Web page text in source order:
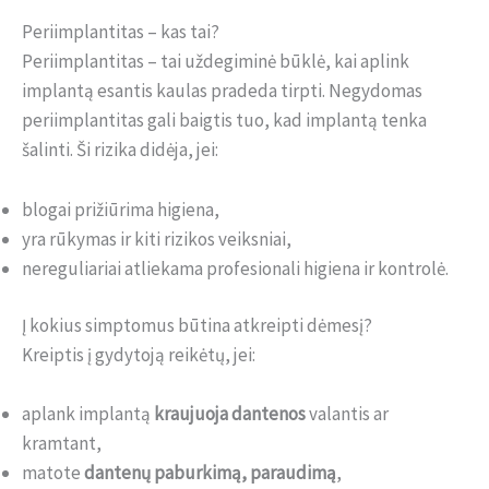
Periimplantitas – kas tai?
Periimplantitas – tai uždegiminė būklė, kai aplink
implantą esantis kaulas pradeda tirpti. Negydomas
periimplantitas gali baigtis tuo, kad implantą tenka
šalinti. Ši rizika didėja, jei:
blogai prižiūrima higiena,
yra rūkymas ir kiti rizikos veiksniai,
nereguliariai atliekama profesionali higiena ir kontrolė.
Į kokius simptomus būtina atkreipti dėmesį?
Kreiptis į gydytoją reikėtų, jei:
aplank implantą kraujuoja dantenosvalantis ar
kramtant,
matotedantenų paburkimą, paraudimą,